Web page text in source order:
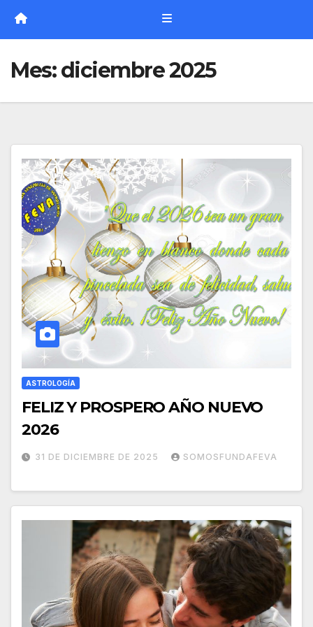
Mes:diciembre 2025
ASTROLOGÍA
FELIZ Y PROSPERO AÑO NUEVO
2026
31 DE DICIEMBRE DE 2025 SOMOSFUNDAFEVA